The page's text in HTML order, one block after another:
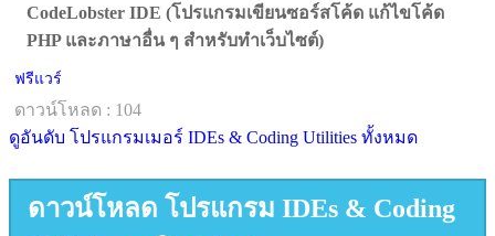
CodeLobster IDE (โปรแกรมเขียนซอร์สโค้ด แก้ไขโค้ด
PHP และภาษาอื่น ๆ สำหรับทำเว็บไซต์)
ฟรีแวร์
ดาวน์โหลด : 104
ดูอันดับ โปรแกรมเมอร์ IDEs & Coding Utilities ทั้งหมด
ดาวน์โหลด โปรแกรม IDEs & Coding